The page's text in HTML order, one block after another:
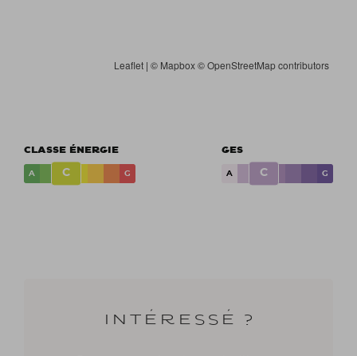
Leaflet | © Mapbox©OpenStreetMap contributors
CLASSE ÉNERGIE
A G
C
GES
A G
C
Intéressé ?